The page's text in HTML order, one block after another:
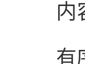
内
有